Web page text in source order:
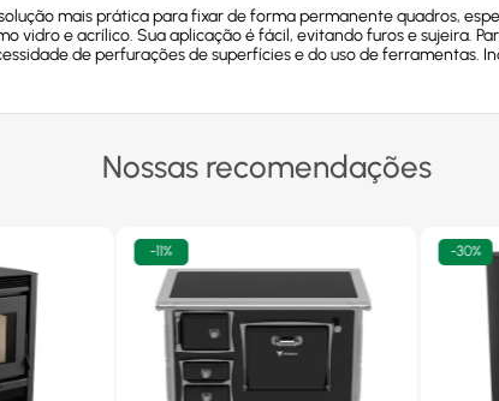
mais prática para fixar de forma permanente quadros,
vidro e acrílico. Sua aplicação é fácil, evitando furos e sujeira.
de perfurações de superfícies e do uso de ferramentas.
Nossas recomendações
-11% -30%